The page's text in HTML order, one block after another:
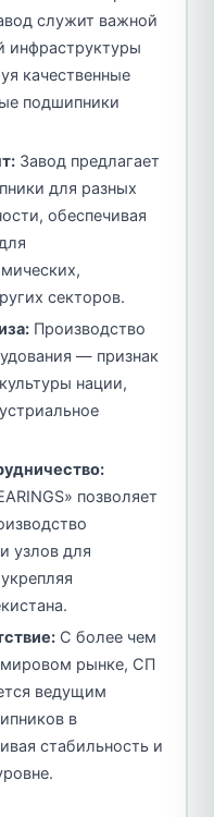
служит важной
инфраструктуры
качественные
подшипники
Завод предлагает
для разных
обеспечивая
секторов.
Производство
— признак
нации,
позволяет
узлов для
С более чем
рынке, СП
ведущим
в
стабильность и